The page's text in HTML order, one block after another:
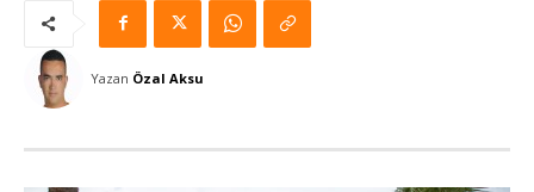
Yazan Özal Aksu